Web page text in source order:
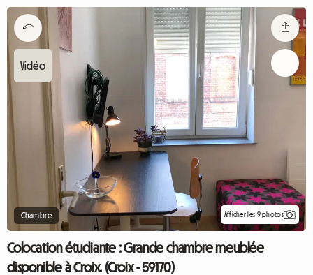
Chambre Afficher les 9 photos
Colocation étudiante : Grande chambre meublée
disponible à Croix. (Croix - 59170)